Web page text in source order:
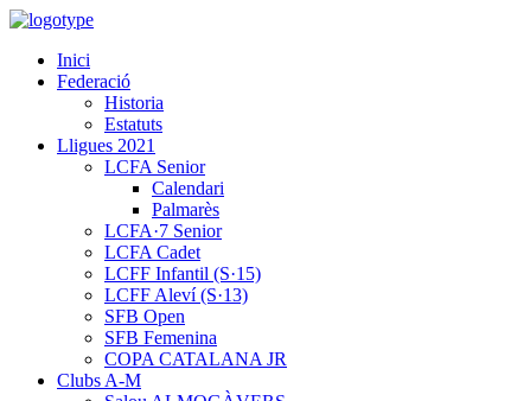
Inici
Federació
Historia
Estatuts
Lligues 2021
LCFA Senior
Calendari
Palmarès
LCFA·7 Senior
LCFA Cadet
LCFF Infantil (S·15)
LCFF Aleví (S·13)
SFB Open
SFB Femenina
COPA CATALANA JR
Clubs A-M